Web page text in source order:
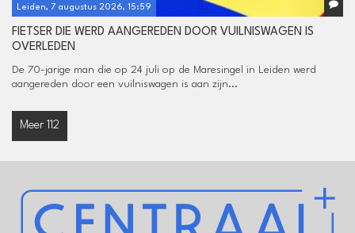
Leiden, 7 augustus 2026, 15:59
FIETSER DIE WERD AANGEREDEN DOOR VUILNISWAGEN IS
OVERLEDEN
De 70-jarige man die op 24 juli op de Maresingel in Leiden werd
aangereden door een vuilniswagen is aan zijn...
Meer 112